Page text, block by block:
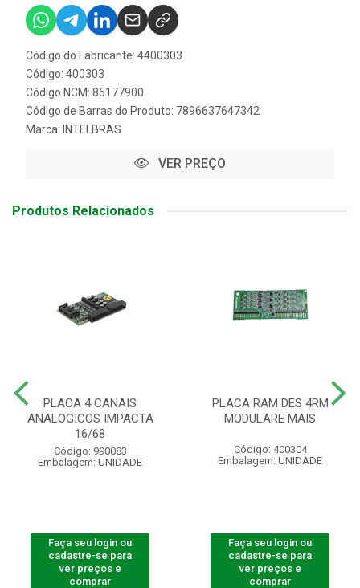
Código do Fabricante: 4400303
Código: 400303
Código NCM: 85177900
Código de Barras do Produto: 7896637647342
Marca: INTELBRAS
VER PREÇO
Produtos Relacionados
PLACA 4 CANAIS
ANALOGICOS IMPACTA
16/68
Código: 990083
Embalagem: UNIDADE
Faça seu login ou
cadastre-se para
ver preços e
comprar
PLACA RAM DES 4RM
MODULARE MAIS
Código: 400304
Embalagem: UNIDADE
Faça seu login ou
cadastre-se para
ver preços e
comprar